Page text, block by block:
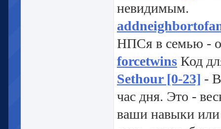
невидимым.
НПСя в семью -
forcetwins Код
Sethour [0-23] -
час дня. Это -
ваши навыки или